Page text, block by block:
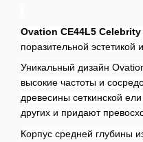
Ovation CE44L5
поразительной
Уникальный дизайн
высокие частоты и
древесины сеткинской
других и придают
Корпус средней глубины